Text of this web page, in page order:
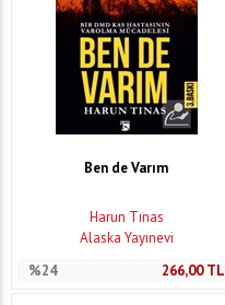
Ben de Varım
Harun Tınas
Alaska Yayınevi
%24
266,00TL